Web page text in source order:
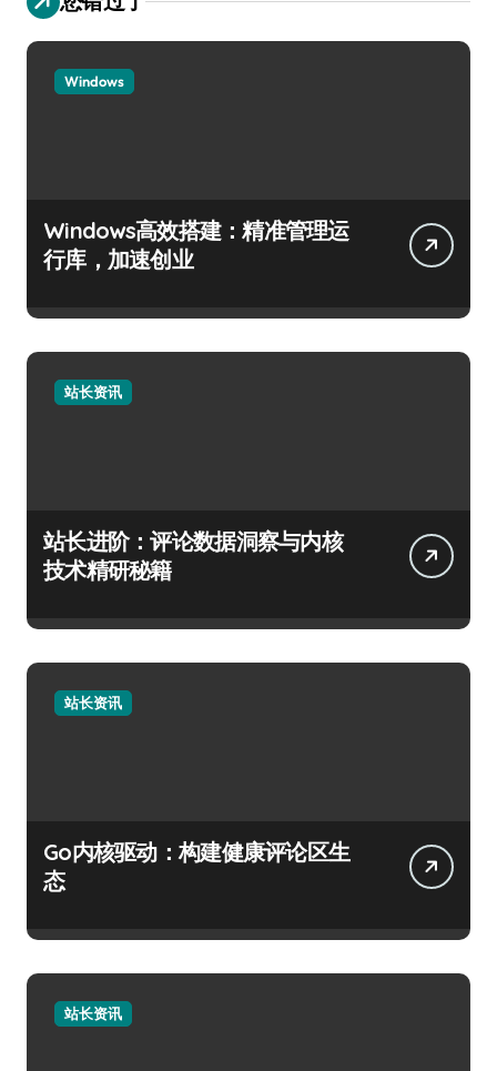
Windows
Windows高效搭建：精准管理运
行库，加速创业
站长资讯
站长进阶：评论数据洞察与内核
技术精研秘籍
站长资讯
Go内核驱动：构建健康评论区生
态
站长资讯